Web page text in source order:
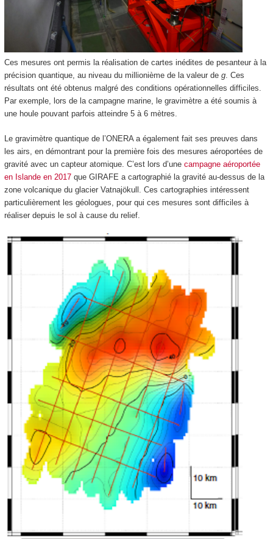
Ces mesures ont permis la réalisation de cartes inédites de pesanteur à la
précision quantique, au niveau du millionième de la valeur de g. Ces
résultats ont été obtenus malgré des conditions opérationnelles difficiles.
Par exemple, lors de la campagne marine, le gravimètre a été soumis à
une houle pouvant parfois atteindre 5 à 6 mètres.
Le gravimètre quantique de l’ONERA a également fait ses preuves dans
les airs, en démontrant pour la première fois des mesures aéroportées de
gravité avec un capteur atomique. C’est lors d’une campagne aéroportée
en Islande en 2017que GIRAFE a cartographié la gravité au-dessus de la
zone volcanique du glacier Vatnajökull. Ces cartographies intéressent
particulièrement les géologues, pour qui ces mesures sont difficiles à
réaliser depuis le sol à cause du relief.